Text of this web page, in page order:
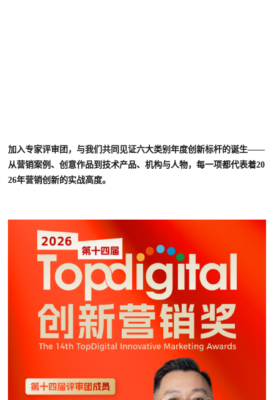
加入专家评审团，与我们 共同见证六大类别年度创新标杆的诞生——
从营销案例、创意作品到技术产品、机构与人物，每一项都代表着20
26年营销创新的实战高度。